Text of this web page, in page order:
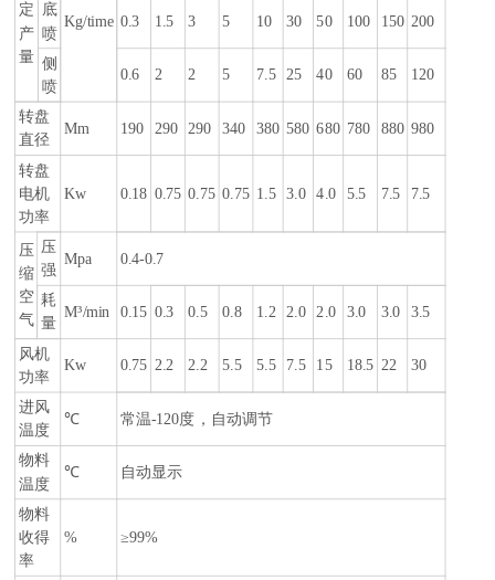
定
产
量
Kg/time
底
喷
0.3 1.5 3 5 10 30 50 100 150 200
侧
喷
0.6 2 2 5 7.5 25 40 60 85 120
转盘
直径
Mm 190 290 290 340 380 580 680 780 880 980
转盘
电机
功率
Kw 0.18 0.75 0.75 0.75 1.5 3.0 4.0 5.5 7.5 7.5
压
缩
空
气
压
强
Mpa 0.4-0.7
耗
量
M³/min 0.15 0.3 0.5 0.8 1.2 2.0 2.0 3.0 3.0 3.5
风机
功率
Kw 0.75 2.2 2.2 5.5 5.5 7.5 15 18.5 22 30
进风
温度
℃ 常温-120度，自动调节
物料
温度
℃ 自动显示
物料
收得
率
% ≥99%